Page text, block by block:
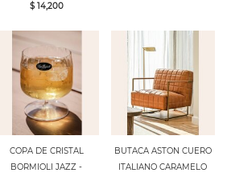
$ 14,200
COPA DE CRISTAL
BORMIOLI JAZZ -
BUTACA ASTON CUERO
ITALIANO CARAMELO